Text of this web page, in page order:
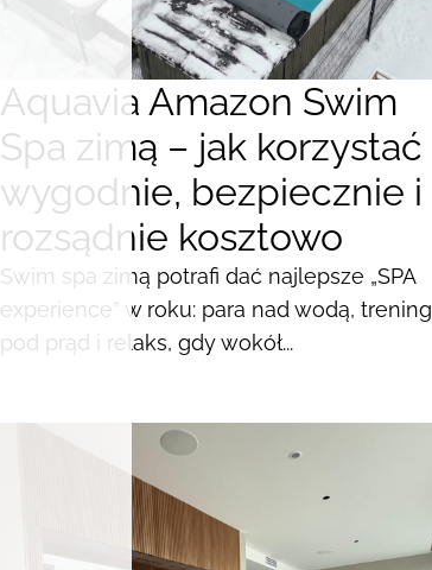
Aquavia Amazon Swim
Spa zimą – jak korzystać
wygodnie, bezpiecznie i
rozsądnie kosztowo
Swim spa zimą potrafi dać najlepsze „SPA
experience” w roku: para nad wodą, trening
pod prąd i relaks, gdy wokół...